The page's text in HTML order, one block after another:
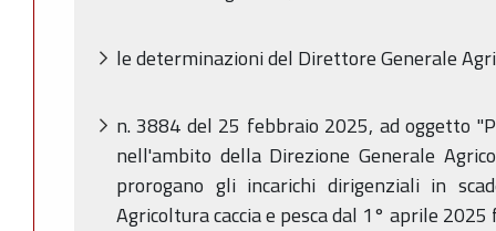
le determinazioni del Direttore Generale
n. 3884 del 25 febbraio 2025, ad oggetto
nell'ambito della Direzione Generale
prorogano gli incarichi dirigenziali in
Agricoltura caccia e pesca dal 1° aprile